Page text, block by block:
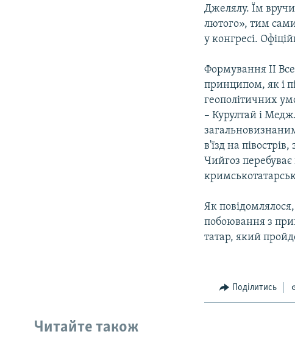
Джелялу. Їм
лютого», тим
у конгресі.
Формування II
принципом, як і
геополітичних
– Курултай і
в'їзд на
Чийгоз
Як
побоювання з
татар, який
Поділитись
Читайте також